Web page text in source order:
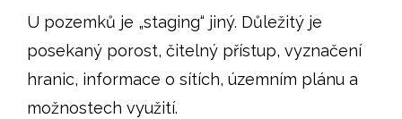
U pozemků je „staging“ jiný. Důležitý je
posekaný porost, čitelný přístup, vyznačení
hranic, informace o sítích, územním plánu a
možnostech využití.